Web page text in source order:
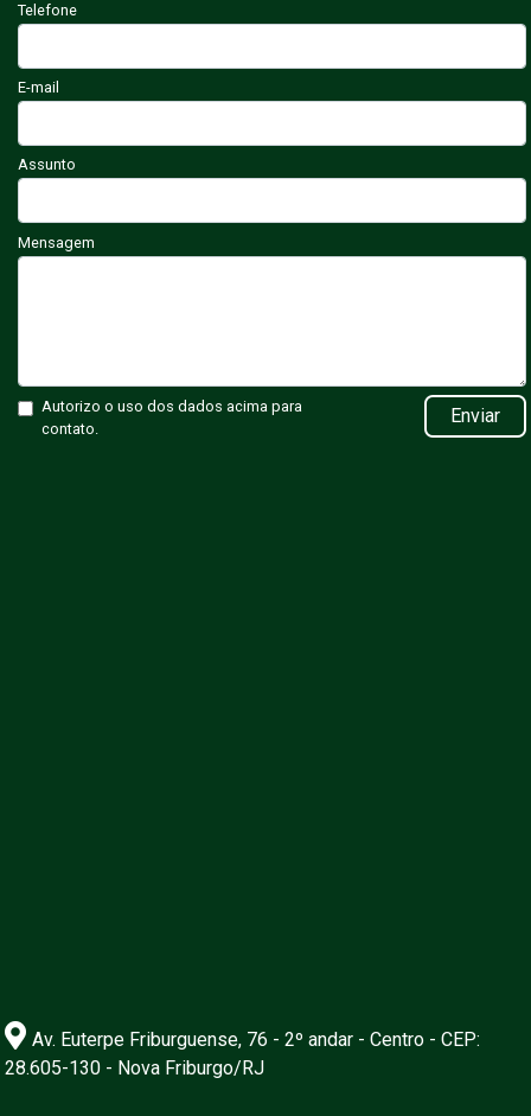
Telefone
E-mail
Assunto
Mensagem
Autorizo o uso dos dados acima para
contato.
Enviar
Av. Euterpe Friburguense, 76 - 2º andar - Centro - CEP:
28.605-130 - Nova Friburgo/RJ